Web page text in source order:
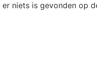
niets is gevonden op